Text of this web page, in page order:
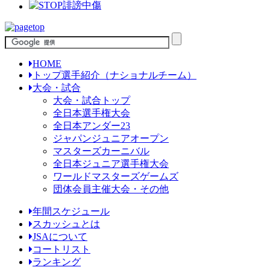
HOME
トップ選手紹介（ナショナルチーム）
大会・試合
大会・試合トップ
全日本選手権大会
全日本アンダー23
ジャパンジュニアオープン
マスターズカーニバル
全日本ジュニア選手権大会
ワールドマスターズゲームズ
団体会員主催大会・その他
年間スケジュール
スカッシュとは
JSAについて
コートリスト
ランキング